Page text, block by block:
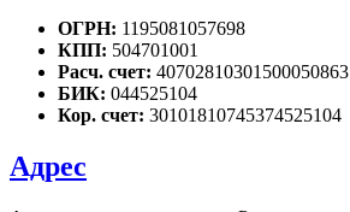
ОГРН: 1195081057698
КПП: 504701001
Расч. счет: 40702810301500050863
БИК: 044525104
Кор. счет: 30101810745374525104
Адрес